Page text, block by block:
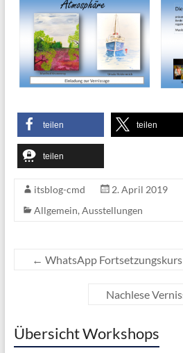
teilen teilen
teilen
itsblog-cmd
2. April 2019
Allgemein, Ausstellungen
← WhatsApp Fortsetzungskurs
Nachlese
Übersicht Workshops